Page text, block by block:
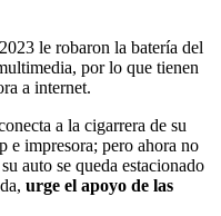
le robaron la batería del
por lo que tienen
a internet.
a la cigarrera de su
e impresora; pero ahora no
auto se queda estacionado
urge el apoyo de las